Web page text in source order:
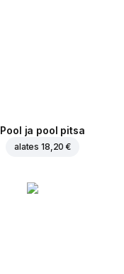
Pool ja pool pitsa
alates 18,20 €